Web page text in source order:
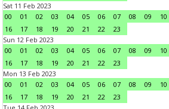
Sat 11 Feb 2023
00
01 02 03 04 05 06 07 08 09 10
16
17 18 19 20 21 22
23
Sun 12 Feb 2023
00
01 02 03 04 05 06 07 08 09 10
16
17 18 19 20 21 22
23
Mon 13 Feb 2023
00
01 02 03 04 05 06 07 08 09 10
16
17 18 19 20 21 22
23